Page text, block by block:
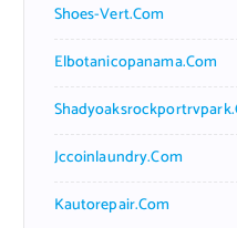
Shoes-Vert.com
Elbotanicopanama.com
Jccoinlaundry.com
Kautorepair.com